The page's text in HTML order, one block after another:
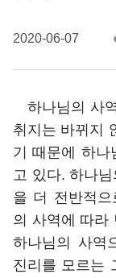
2020-06-07
하나님의 사
취지는 바뀌지
기 때문에 하나
고 있다. 하나
을 더 전반적
의 사역에 따라
하나님의 사역
진리를 모르는